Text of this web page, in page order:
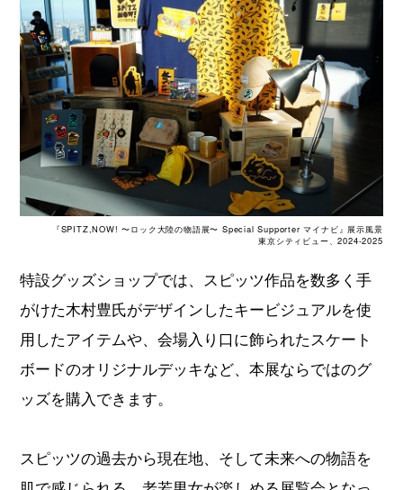
『SPITZ,NOW! 〜ロック大陸の物語展〜 Special Supporter マイナビ』展示風景
東京シティビュー、2024-2025
特設グッズショップでは、スピッツ作品を数多く手
がけた木村豊氏がデザインしたキービジュアルを使
用したアイテムや、会場入り口に飾られたスケート
ボードのオリジナルデッキなど、本展ならではのグ
ッズを購入できます。
スピッツの過去から現在地、そして未来への物語を